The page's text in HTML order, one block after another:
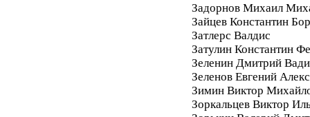
Задорнов Михаил
Зайцев Константин
Затлерс Валдис
Затулин Константин
Зеленин Дмитрий
Зеленов Евгений
Зимин Виктор
Зоркальцев Виктор